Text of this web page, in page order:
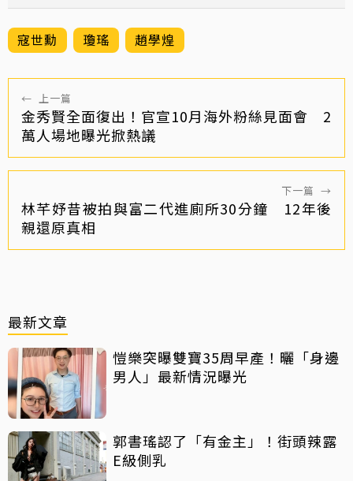
寇世勳 瓊瑤 趙學煌
← 上一篇
金秀賢全面復出！官宣10月海外粉絲見面會 2
萬人場地曝光掀熱議
下一篇 →
林芊妤昔被拍與富二代進廁所30分鐘 12年後
親還原真相
最新文章
愷樂突曝雙寶35周早產！曬「身邊
男人」最新情況曝光
郭書瑤認了「有金主」！街頭辣露
E級側乳